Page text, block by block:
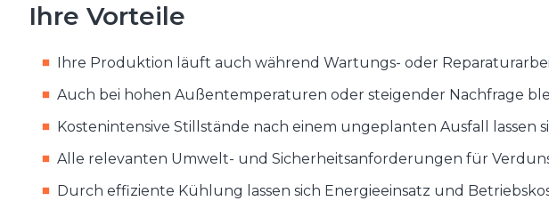
Ihre Vorteile
Ihre Produktion läuft auch während Wartungs- oder
Auch bei hohen Außentemperaturen oder steigender Nachfrage
Kostenintensive Stillstände nach einem ungeplanten Ausfall lassen
Alle relevanten Umwelt- und Sicherheitsanforderungen für
Durch effiziente Kühlung lassen sich Energieeinsatz und